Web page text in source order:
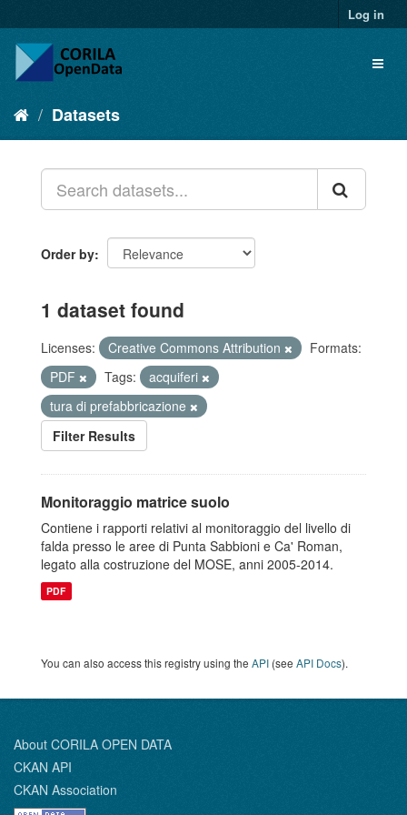
Log in
Datasets
Order by
1 dataset found
Licenses: Creative Commons Attribution
Formats:
PDF
Tags:
acquiferi
tura di prefabbricazione
Filter Results
Monitoraggio matrice suolo
Contiene i rapporti relativi al monitoraggio del livello di
falda presso le aree di Punta Sabbioni e Ca' Roman,
legato alla costruzione del MOSE, anni 2005-2014.
PDF
You can also access this registry using the API (see API Docs).
About CORILA OPEN DATA
CKAN API
CKAN Association